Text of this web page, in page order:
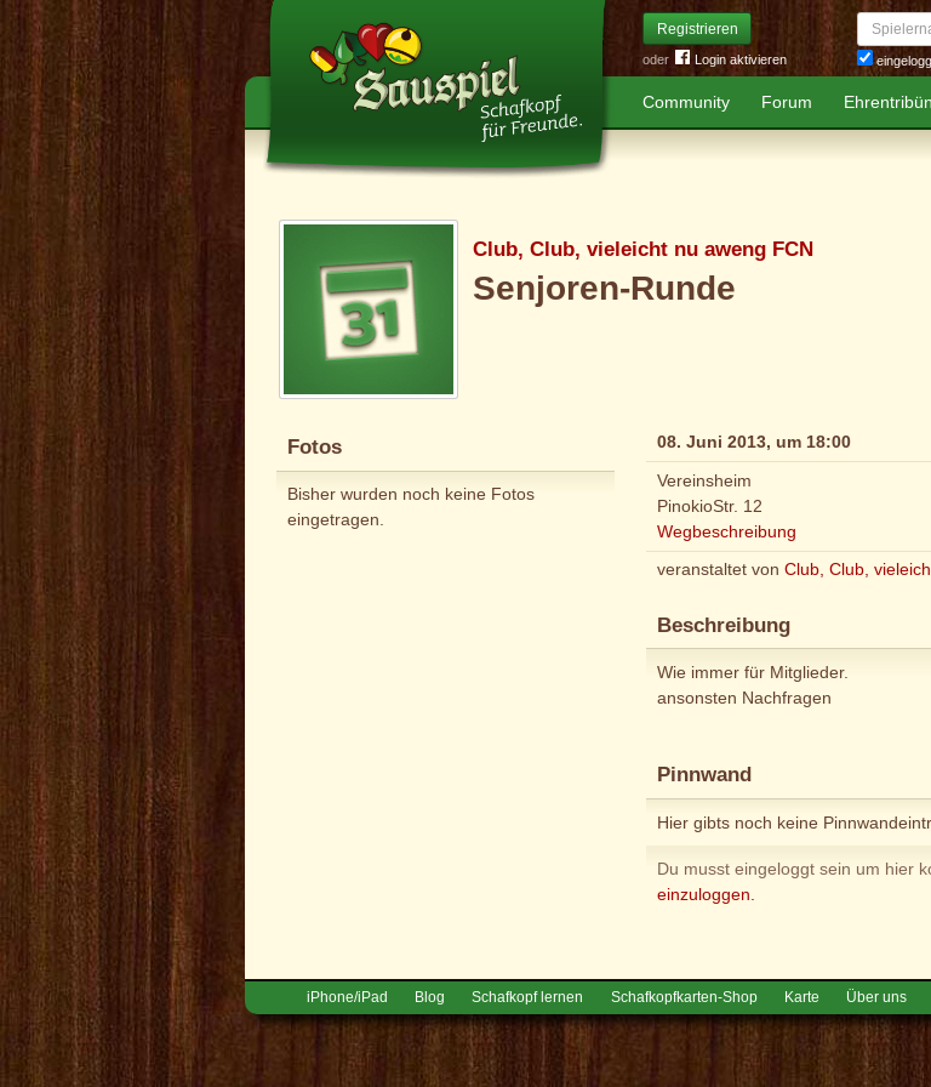
Registrieren
oder Login aktivieren
Spielername
Community Forum
Club, Club, vieleicht nu aweng FCN
Senjoren-Runde
Fotos
Bisher wurden noch keine Fotos
eingetragen.
08. Juni 2013, um 18:00
Vereinsheim
PinokioStr. 12
Wegbeschreibung
veranstaltet von Club, Club,
Beschreibung
Wie immer für Mitglieder.
ansonsten Nachfragen
Pinnwand
Hier gibts noch keine
Du musst eingeloggt sein um hier
einzuloggen.
iPhone/iPad Blog Schafkopf lernen Schafkopfkarten-Shop Karte Über uns